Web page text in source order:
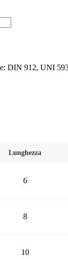
DIN 912, UNI
Lunghezza
6
8
10